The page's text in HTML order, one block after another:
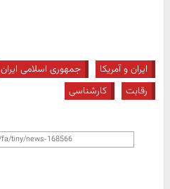
ایران و آمریکا جمهوری اسلامی ایران
رقابت
کارشناسی